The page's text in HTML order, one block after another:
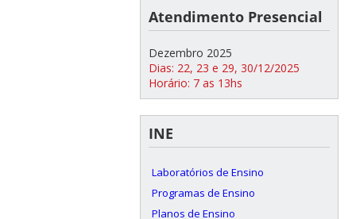
Atendimento Presencial
Dezembro 2025
Dias: 22, 23 e 29, 30/12/2025
Horário: 7 as 13hs
INE
Laboratórios de Ensino
Programas de Ensino
Planos de Ensino